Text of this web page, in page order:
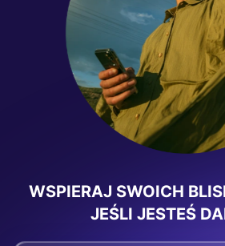
WSPIERAJ SWOICH
JEŚLI JESTEŚ